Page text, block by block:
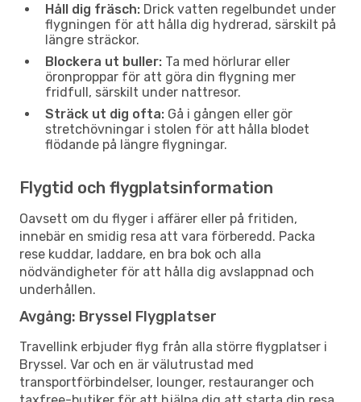
Håll dig fräsch: Drick vatten regelbundet under
flygningen för att hålla dig hydrerad, särskilt på
längre sträckor.
Blockera ut buller: Ta med hörlurar eller
öronproppar för att göra din flygning mer
fridfull, särskilt under nattresor.
Sträck ut dig ofta: Gå i gången eller gör
stretchövningar i stolen för att hålla blodet
flödande på längre flygningar.
Flygtid och flygplatsinformation
Oavsett om du flyger i affärer eller på fritiden,
innebär en smidig resa att vara förberedd. Packa
rese kuddar, laddare, en bra bok och alla
nödvändigheter för att hålla dig avslappnad och
underhållen.
Avgång: Bryssel Flygplatser
Travellink erbjuder flyg från alla större flygplatser i
Bryssel. Var och en är välutrustad med
transportförbindelser, lounger, restauranger och